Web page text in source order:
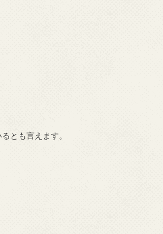
とも言えます。